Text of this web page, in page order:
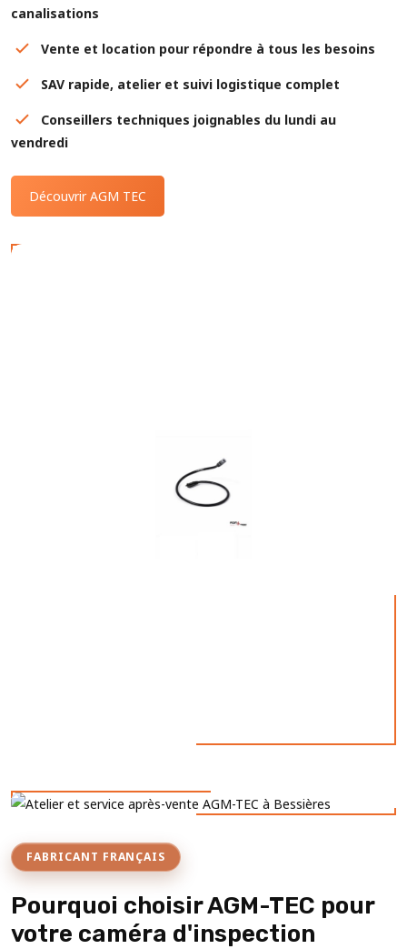
canalisations
Vente et location pour répondre à tous les besoins
SAV rapide, atelier et suivi logistique complet
Conseillers techniques joignables du lundi au
vendredi
Découvrir AGM TEC
FABRICANT FRANÇAIS
Pourquoi choisir AGM-TEC pour
votre caméra d'inspection